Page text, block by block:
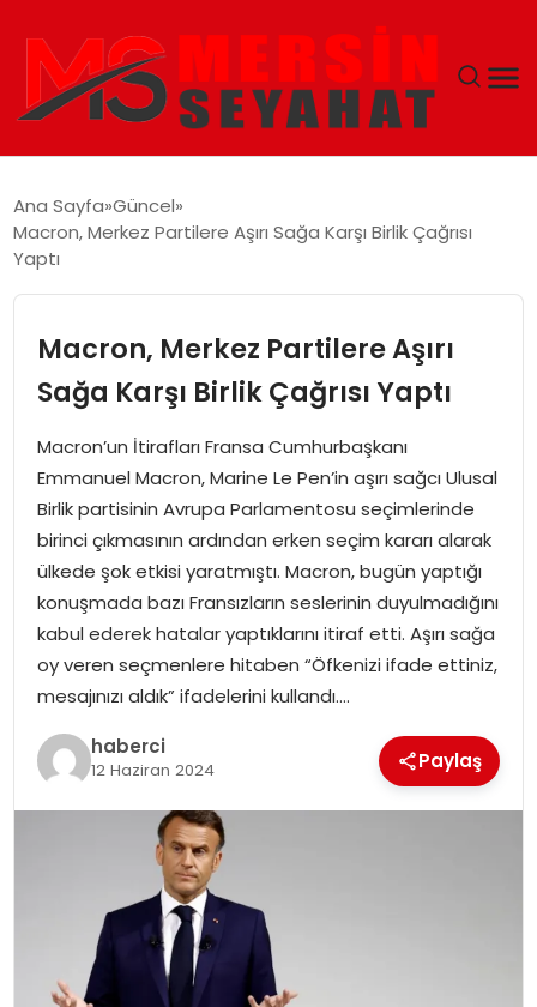
EKONOMI
Ana Sayfa Güncel
Macron, Merkez Partilere Aşırı Sağa Karşı Birlik Çağrısı
Yaptı
Macron, Merkez Partilere Aşırı
Sağa Karşı Birlik Çağrısı Yaptı
Macron’un İtirafları Fransa Cumhurbaşkanı
Emmanuel Macron, Marine Le Pen’in aşırı sağcı Ulusal
Birlik partisinin Avrupa Parlamentosu seçimlerinde
birinci çıkmasının ardından erken seçim kararı alarak
ülkede şok etkisi yaratmıştı. Macron, bugün yaptığı
konuşmada bazı Fransızların seslerinin duyulmadığını
kabul ederek hatalar yaptıklarını itiraf etti. Aşırı sağa
oy veren seçmenlere hitaben “Öfkenizi ifade ettiniz,
mesajınızı aldık” ifadelerini kullandı….
haberci
12 Haziran 2024 Paylaş